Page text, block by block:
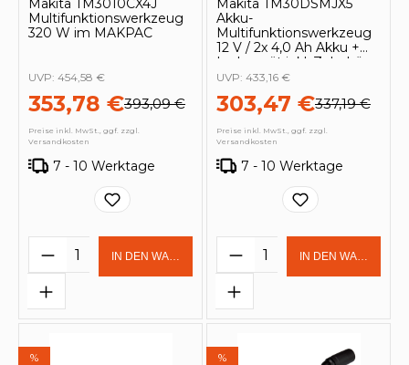
Makita TM3010CX4J
Multifunktionswerkzeug
320 W im MAKPAC
353,78 €393,09 €
UVP: 454,58 €
Preise inkl. MwSt., ggf. zzgl.
Versandkosten
7 - 10 Werktage
Produkt Anzahl: Gib den
IN DEN WARENKORB
Makita TM30DSMJX5
Akku-
Multifunktionswerkzeug
12 V / 2x 4,0 Ah Akku +
Ladegerät inkl. Zubehör-
Set 14tlg. im Makpac
303,47 €337,19 €
UVP: 433,16 €
Preise inkl. MwSt., ggf. zzgl.
Versandkosten
7 - 10 Werktage
Produkt Anzahl:
IN DEN
% %